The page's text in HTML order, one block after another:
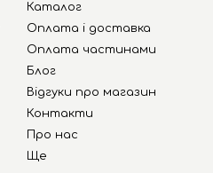
Каталог
Оплата і доставка
Оплата частинами
Блог
Відгуки про магазин
Контакти
Про нас
Ще